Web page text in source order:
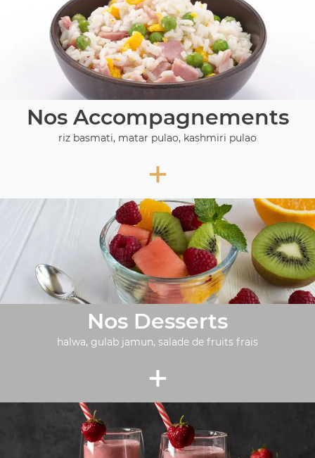
Nos Accompagnements
riz basmati, matar pulao, kashmiri pulao
+
Nos Desserts
halwa, gulab jamun, salade de fruits frais
+